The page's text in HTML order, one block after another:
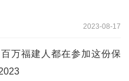
2023-08-17
万福建人都在参加这份保